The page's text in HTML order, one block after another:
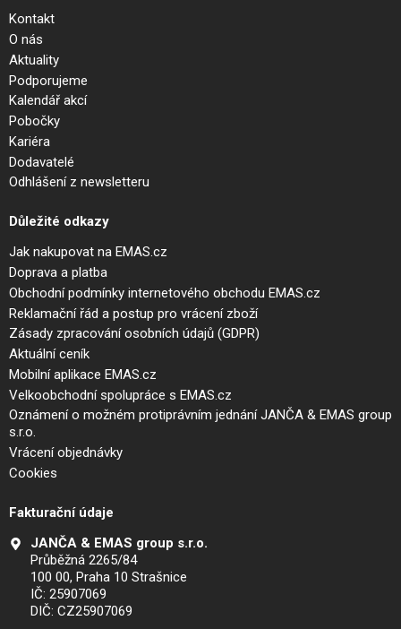
Kontakt
O nás
Aktuality
Podporujeme
Kalendář akcí
Pobočky
Kariéra
Dodavatelé
Odhlášení z newsletteru
Důležité odkazy
Jak nakupovat na EMAS.cz
Doprava a platba
Obchodní podmínky internetového obchodu EMAS.cz
Reklamační řád a postup pro vrácení zboží
Zásady zpracování osobních údajů (GDPR)
Aktuální ceník
Mobilní aplikace EMAS.cz
Velkoobchodní spolupráce s EMAS.cz
Oznámení o možném protiprávním jednání JANČA & EMAS group
s.r.o.
Vrácení objednávky
Cookies
Fakturační údaje
JANČA & EMAS group s.r.o.
Průběžná 2265/84
100 00, Praha 10 Strašnice
IČ: 25907069
DIČ: CZ25907069